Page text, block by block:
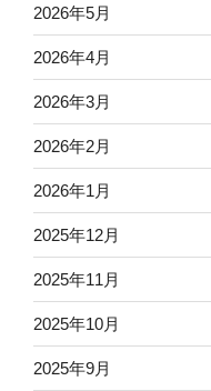
2026年5月
2026年4月
2026年3月
2026年2月
2026年1月
2025年12月
2025年11月
2025年10月
2025年9月